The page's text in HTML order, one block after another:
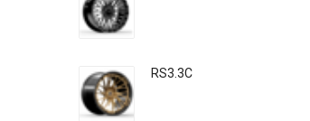
RS3.3C